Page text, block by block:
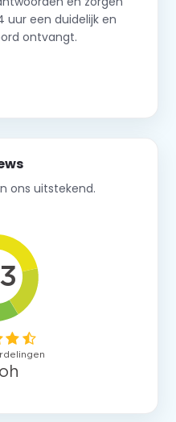
uur een duidelijk en
ontvangt.
ons uitstekend.